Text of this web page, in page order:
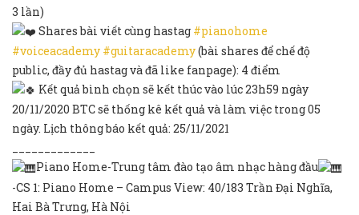
3 lần)
Shares bài viết cùng hastag #pianohome
#voiceacademy #guitaracademy(bài shares để chế độ
public, đầy đủ hastag và đã like fanpage): 4 điểm
Kết quả bình chọn sẽ kết thúc vào lúc 23h59 ngày
20/11/2020 BTC sẽ thống kê kết quả và làm việc trong 05
ngày. Lịch thông báo kết quả: 25/11/2021
Piano Home-Trung tâm đào tạo âm nhạc hàng đầu
-CS 1: Piano Home – Campus View: 40/183 Trần Đại Nghĩa,
Hai Bà Trưng, Hà Nội